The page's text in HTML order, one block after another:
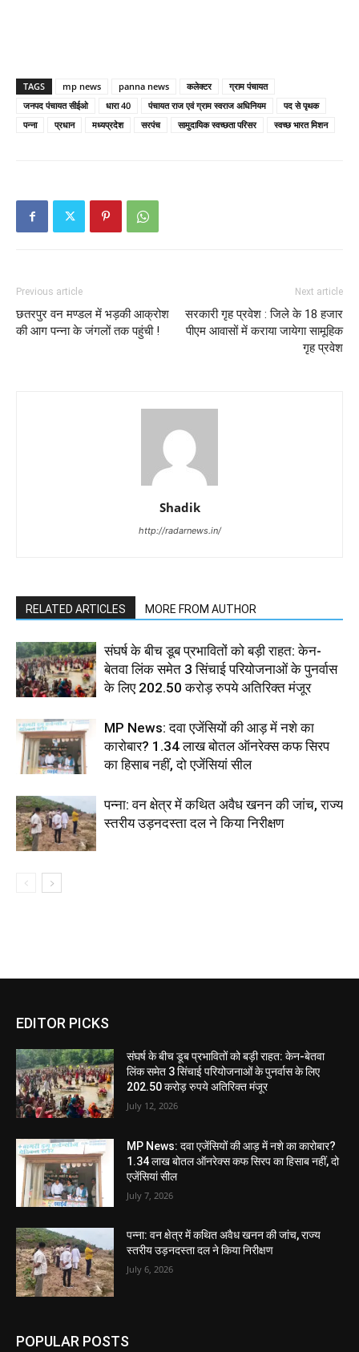
TAGS mp news panna news कलेक्टर
ग्राम पंचायत
जनपद पंचायत सीईओ
धारा 40 पंचायत राज एवं ग्राम स्वराज अधिनियम
पद से पृथक
पन्ना
प्रधान मध्यप्रदेश सरपंच सामुदायिक स्वच्छता परिसर स्वच्छ भारत मिशन
Previous article
छतरपुर वन मण्डल में भड़की आक्रोश
की आग पन्ना के जंगलों तक पहुंची !
Next article
सरकारी गृह प्रवेश : जिले के 18 हजार
पीएम आवासों में कराया जायेगा सामूहिक
गृह प्रवेश
Shadik
http://radarnews.in/
RELATED ARTICLES MORE FROM AUTHOR
संघर्ष के बीच डूब प्रभावितों को बड़ी राहत: केन-
बेतवा लिंक समेत 3 सिंचाई परियोजनाओं के पुनर्वास
के लिए 202.50 करोड़ रुपये अतिरिक्त मंजूर
MP News: दवा एजेंसियों की आड़ में नशे का
कारोबार? 1.34 लाख बोतल ऑनरेक्स कफ सिरप
का हिसाब नहीं, दो एजेंसियां सील
पन्ना: वन क्षेत्र में कथित अवैध खनन की जांच, राज्य
स्तरीय उड़नदस्ता दल ने किया निरीक्षण
EDITOR PICKS
संघर्ष के बीच डूब प्रभावितों को बड़ी राहत: केन-बेतवा
लिंक समेत 3 सिंचाई परियोजनाओं के पुनर्वास के लिए
202.50 करोड़ रुपये अतिरिक्त मंजूर
July 12, 2026
MP News: दवा एजेंसियों की आड़ में नशे का कारोबार?
1.34 लाख बोतल ऑनरेक्स कफ सिरप का हिसाब नहीं, दो
एजेंसियां सील
July 7, 2026
पन्ना: वन क्षेत्र में कथित अवैध खनन की जांच, राज्य
स्तरीय उड़नदस्ता दल ने किया निरीक्षण
July 6, 2026
POPULAR POSTS